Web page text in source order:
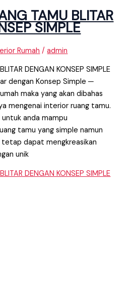
TAMU BLITAR
SIMPLE
Rumah /admin
DENGAN KONSEP SIMPLE
dengan Konsep Simple ─
maka yang akan dibahas
mengenai interior ruang tamu.
untuk anda mampu
tamu yang simple namun
tetap dapat mengkreasikan
unik
DENGAN KONSEP SIMPLE